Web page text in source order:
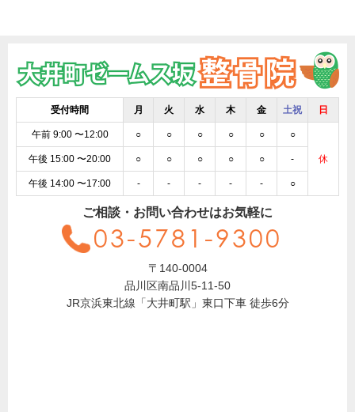
受付時間 月 火 水 木 金 土祝 日
午前 9:00 〜12:00 ○ ○ ○ ○ ○ ○
休
午後 15:00 〜20:00 ○ ○ ○ ○ ○ -
午後 14:00 〜17:00 - - - - - ○
ご相談・お問い合わせはお気軽に
03-5781-9300
〒140-0004
品川区南品川5-11-50
JR京浜東北線「大井町駅」東口下車 徒歩6分